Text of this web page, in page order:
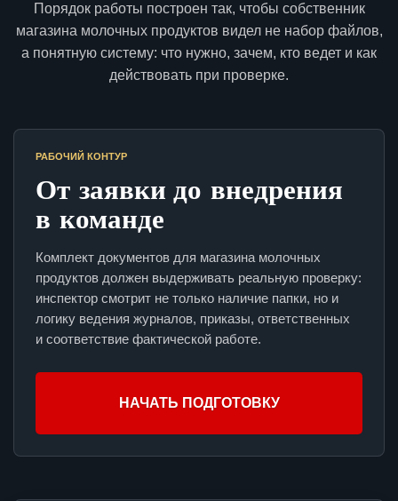
Порядок работы построен так, чтобы собственник
магазина молочных продуктов видел не набор файлов,
а понятную систему: что нужно, зачем, кто ведет и как
действовать при проверке.
РАБОЧИЙ КОНТУР
От заявки до внедрения
в команде
Комплект документов для магазина молочных
продуктов должен выдерживать реальную проверку:
инспектор смотрит не только наличие папки, но и
логику ведения журналов, приказы, ответственных
и соответствие фактической работе.
НАЧАТЬ ПОДГОТОВКУ